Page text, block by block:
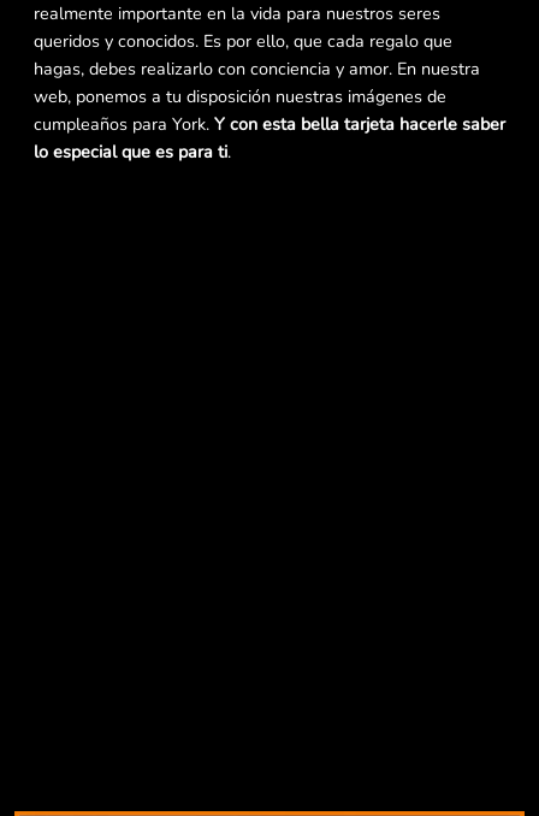
realmente importante en la vida para nuestros seres
queridos y conocidos. Es por ello, que cada regalo que
hagas, debes realizarlo con conciencia y amor. En nuestra
web, ponemos a tu disposición nuestras imágenes de
cumpleaños para York. Y con esta bella tarjeta hacerle saber
lo especial que es para ti.